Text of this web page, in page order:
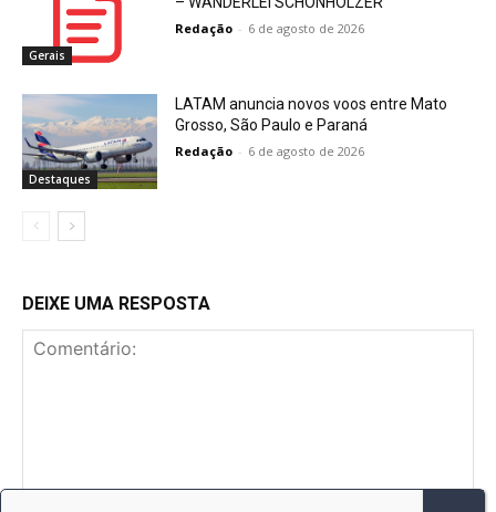
Gerais
Redação - 6 de agosto de 2026
Destaques
LATAM anuncia novos voos entre Mato
Grosso, São Paulo e Paraná
Redação - 6 de agosto de 2026
DEIXE UMA RESPOSTA